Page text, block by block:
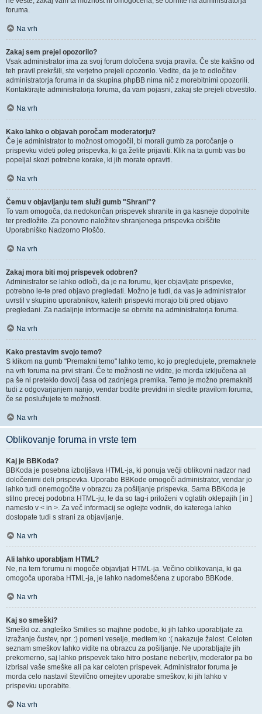
foruma.
Na vrh
Zakaj sem prejel opozorilo?
Vsak administrator ima za svoj forum določena svoja pravila. Če ste kakšno od
teh pravil prekršili, ste verjetno prejeli opozorilo. Vedite, da je to odločitev
administratorja foruma in da skupina phpBB nima nič z morebitnimi opozorili.
Kontaktirajte administratorja foruma, da vam pojasni, zakaj ste prejeli obvestilo.
Na vrh
Kako lahko o objavah poročam moderatorju?
Če je administrator to možnost omogočil, bi morali gumb za poročanje o
prispevku videti poleg prispevka, ki ga želite prijaviti. Klik na ta gumb vas bo
popeljal skozi potrebne korake, ki jih morate opraviti.
Na vrh
Čemu v objavljanju tem služi gumb "Shrani"?
To vam omogoča, da nedokončan prispevek shranite in ga kasneje dopolnite
ter predložite. Za ponovno naložitev shranjenega prispevka obiščite
Uporabniško Nadzorno Ploščo.
Na vrh
Zakaj mora biti moj prispevek odobren?
Administrator se lahko odloči, da je na forumu, kjer objavljate prispevke,
potrebno le-te pred objavo pregledati. Možno je tudi, da vas je administrator
uvrstil v skupino uporabnikov, katerih prispevki morajo biti pred objavo
pregledani. Za nadaljnje informacije se obrnite na administratorja foruma.
Na vrh
Kako prestavim svojo temo?
S klikom na gumb "Premakni temo" lahko temo, ko jo pregledujete, premaknete
na vrh foruma na prvi strani. Če te možnosti ne vidite, je morda izključena ali
pa še ni preteklo dovolj časa od zadnjega premika. Temo je možno premakniti
tudi z odgovarjanjem nanjo, vendar bodite previdni in sledite pravilom foruma,
če se poslužujete te možnosti.
Na vrh
Oblikovanje foruma in vrste tem
Kaj je BBKoda?
BBKoda je posebna izboljšava HTML-ja, ki ponuja večji oblikovni nadzor nad
določenimi deli prispevka. Uporabo BBKode omogoči administrator, vendar jo
lahko tudi onemogočite v obrazcu za pošiljanje prispevka. Sama BBKoda je
stilno precej podobna HTML-ju, le da so tag-i priloženi v oglatih oklepajih [ in ]
namesto v < in >. Za več informacij se oglejte vodnik, do katerega lahko
dostopate tudi s strani za objavljanje.
Na vrh
Ali lahko uporabljam HTML?
Ne, na tem forumu ni mogoče objavljati HTML-ja. Večino oblikovanja, ki ga
omogoča uporaba HTML-ja, je lahko nadomeščena z uporabo BBKode.
Na vrh
Kaj so smeški?
Smeški oz. angleško Smilies so majhne podobe, ki jih lahko uporabljate za
izražanje čustev, npr. :) pomeni veselje, medtem ko :( nakazuje žalost. Celoten
seznam smeškov lahko vidite na obrazcu za pošiljanje. Ne uporabljajte jih
prekomerno, saj lahko prispevek tako hitro postane neberljiv, moderator pa bo
izbrisal vaše smeške ali pa kar celoten prispevek. Administrator foruma je
morda celo nastavil številčno omejitev uporabe smeškov, ki jih lahko v
prispevku uporabite.
Na vrh